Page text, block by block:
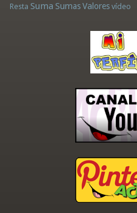
Resta Suma Sumas Valores vídeo